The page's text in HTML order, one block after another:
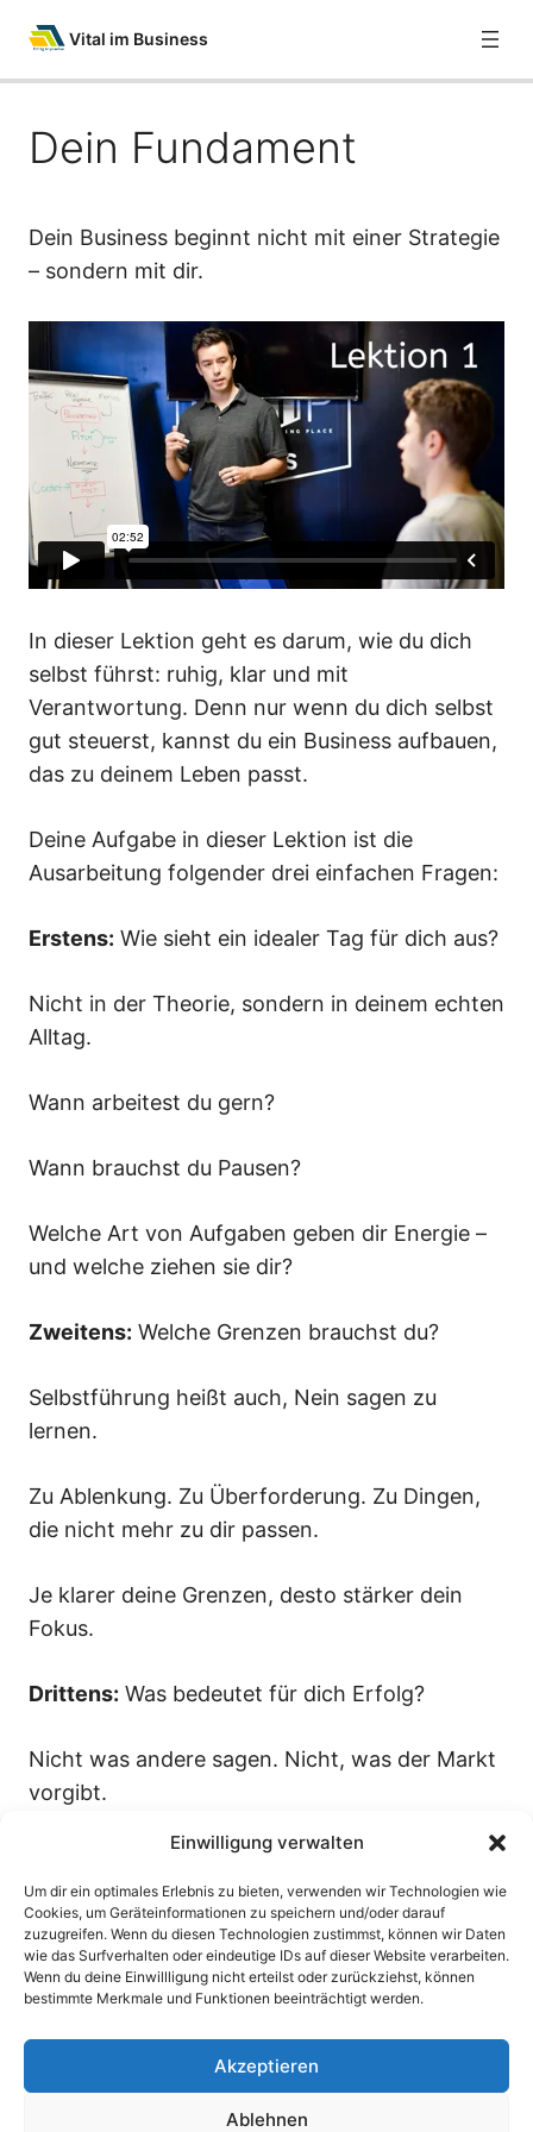
Einwilligung verwalten
Um dir ein optimales Erlebnis zu bieten, verwenden wir Technologien wie
Cookies, um Geräteinformationen zu speichern und/oder darauf
zuzugreifen. Wenn du diesen Technologien zustimmst, können wir Daten
wie das Surfverhalten oder eindeutige IDs auf dieser Website verarbeiten.
Wenn du deine Einwillligung nicht erteilst oder zurückziehst, können
bestimmte Merkmale und Funktionen beeinträchtigt werden.
Akzeptieren
Ablehnen
Vital im Business
Willkommen bei Vital im Business
Dein Fundament
Deine Werte
Deine Zielgruppe
Dein Angebot
Die Kommunikation
Deine Energie
Deine Reichweite
Deine Struktur
Dein Business FLOW
Dein Fundament
Dein Business beginnt nicht mit einer Strategie
– sondern mit dir.
In dieser Lektion geht es darum, wie du dich
selbst führst: ruhig, klar und mit
Verantwortung. Denn nur wenn du dich selbst
gut steuerst, kannst du ein Business aufbauen,
das zu deinem Leben passt.
Deine Aufgabe in dieser Lektion ist die
Ausarbeitung folgender drei einfachen Fragen:
Erstens: Wie sieht ein idealer Tag für dich aus?
Nicht in der Theorie, sondern in deinem echten
Alltag.
Wann arbeitest du gern?
Wann brauchst du Pausen?
Welche Art von Aufgaben geben dir Energie –
und welche ziehen sie dir?
Zweitens: Welche Grenzen brauchst du?
Selbstführung heißt auch, Nein sagen zu
lernen.
Zu Ablenkung. Zu Überforderung. Zu Dingen,
die nicht mehr zu dir passen.
Je klarer deine Grenzen, desto stärker dein
Fokus.
Drittens: Was bedeutet für dich Erfolg?
Nicht was andere sagen. Nicht, was der Markt
vorgibt.
Sondern was sich für dich nach einem
gelungenen Tag, einer guten Woche oder
einem erfüllten Monat anfühlt.
Wenn du das definierst, baust du dein Business